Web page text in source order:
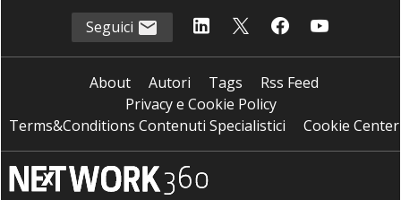
Seguici
About Autori Tags
Rss Feed
Privacy e Cookie Policy
Terms&Conditions Contenuti Specialistici
Cookie Center